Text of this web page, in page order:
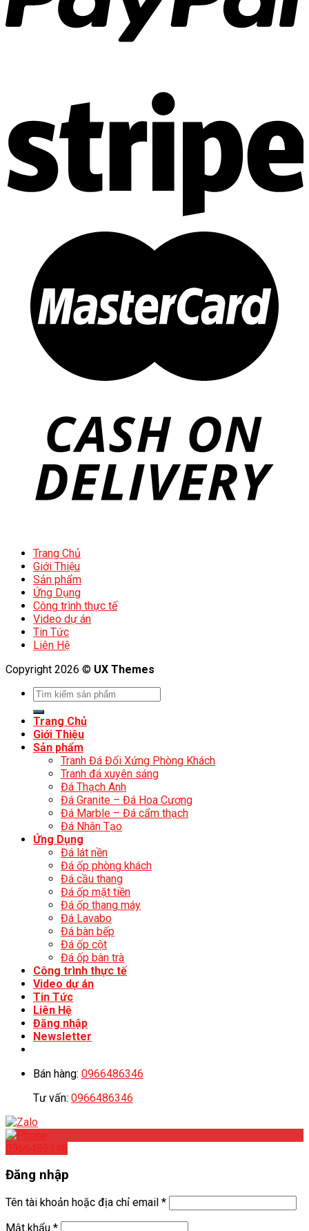
Trang Chủ
Giới Thiệu
Sản phẩm
Ứng Dụng
Công trình thực tế
Video dự án
Tin Tức
Liên Hệ
Copyright 2026 © UX Themes
Trang Chủ
Giới Thiệu
Sản phẩm
Tranh Đá Đối Xứng Phòng Khách
Tranh đá xuyên sáng
Đá Thạch Anh
Đá Granite – Đá Hoa Cương
Đá Marble – Đá cẩm thạch
Đá Nhân Tạo
Ứng Dụng
Đá lát nền
Đá ốp phòng khách
Đá cầu thang
Đá ốp mặt tiền
Đá ốp thang máy
Đá Lavabo
Đá bàn bếp
Đá ốp cột
Đá ốp bàn trà
Công trình thực tế
Video dự án
Tin Tức
Liên Hệ
Đăng nhập
Newsletter
Bán hàng: 0966486346
Tư vấn: 0966486346
0966486346
Đăng nhập
Tên tài khoản hoặc địa chỉ email *
Mật khẩu *